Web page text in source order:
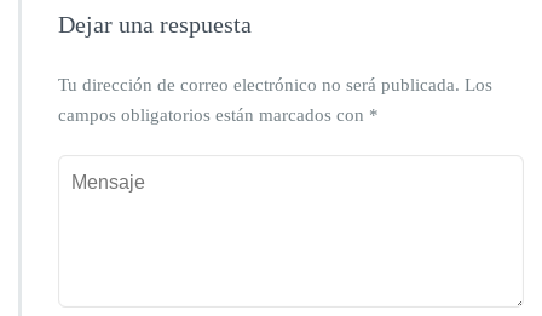
Dejar una respuesta
Tu dirección de correo electrónico no será publicada. Los
campos obligatorios están marcados con *